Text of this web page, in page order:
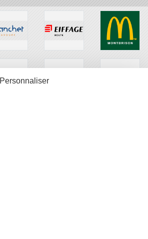
Personnaliser